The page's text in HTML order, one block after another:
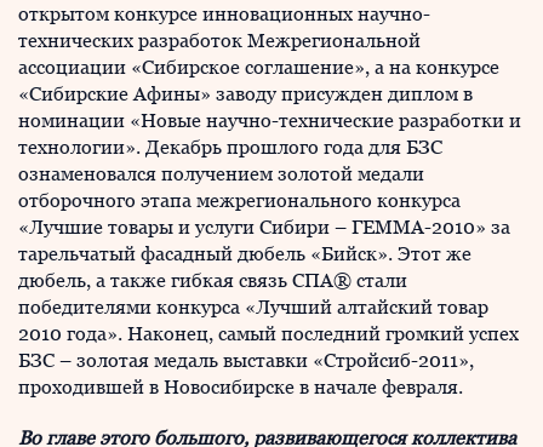
открытом конкурсе инновационных научно-
технических разработок Межрегиональной
ассоциации «Сибирское соглашение», а на конкурсе
«Сибирские Афины» заводу присужден диплом в
номинации «Новые научно-технические разработки и
технологии». Декабрь прошлого года для БЗС
ознаменовался получением золотой медали
отборочного этапа межрегионального конкурса
«Лучшие товары и услуги Сибири – ГЕММА-2010» за
тарельчатый фасадный дюбель «Бийск». Этот же
дюбель, а также гибкая связь СПА® стали
победителями конкурса «Лучший алтайский товар
2010 года». Наконец, самый последний громкий успех
БЗС – золотая медаль выставки «Стройсиб-2011»,
проходившей в Новосибирске в начале февраля.
Во главе этого большого, развивающегося коллектива